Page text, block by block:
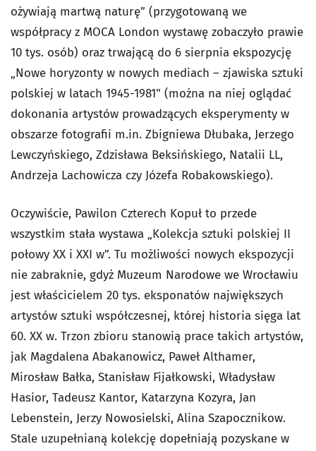
ożywiają martwą naturę” (przygotowaną we
współpracy z MOCA London wystawę zobaczyło prawie
10 tys. osób) oraz trwającą do 6 sierpnia ekspozycję
„Nowe horyzonty w nowych mediach – zjawiska sztuki
polskiej w latach 1945-1981" (można na niej oglądać
dokonania artystów prowadzących eksperymenty w
obszarze fotografii m.in. Zbigniewa Dłubaka, Jerzego
Lewczyńskiego, Zdzisława Beksińskiego, Natalii LL,
Andrzeja Lachowicza czy Józefa Robakowskiego).
Oczywiście, Pawilon Czterech Kopuł to przede
wszystkim stała wystawa „Kolekcja sztuki polskiej II
połowy XX i XXI w”. Tu możliwości nowych ekspozycji
nie zabraknie, gdyż Muzeum Narodowe we Wrocławiu
jest właścicielem 20 tys. eksponatów największych
artystów sztuki współczesnej, której historia sięga lat
60. XX w. Trzon zbioru stanowią prace takich artystów,
jak Magdalena Abakanowicz, Paweł Althamer,
Mirosław Bałka, Stanisław Fijałkowski, Władysław
Hasior, Tadeusz Kantor, Katarzyna Kozyra, Jan
Lebenstein, Jerzy Nowosielski, Alina Szapocznikow.
Stale uzupełnianą kolekcję dopełniają pozyskane w